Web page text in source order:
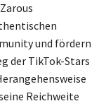
und fördern
der TikTok-Stars
Reichweite